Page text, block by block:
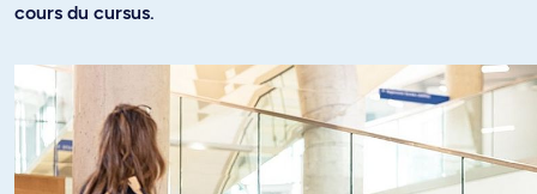
cours du cursus.